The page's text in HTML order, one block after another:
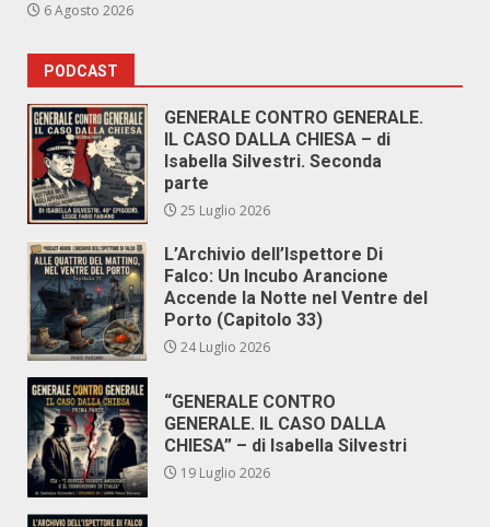
6 Agosto 2026
PODCAST
GENERALE CONTRO GENERALE.
IL CASO DALLA CHIESA – di
Isabella Silvestri. Seconda
parte
25 Luglio 2026
L’Archivio dell’Ispettore Di
Falco: Un Incubo Arancione
Accende la Notte nel Ventre del
Porto (Capitolo 33)
24 Luglio 2026
“GENERALE CONTRO
GENERALE. IL CASO DALLA
CHIESA” – di Isabella Silvestri
19 Luglio 2026